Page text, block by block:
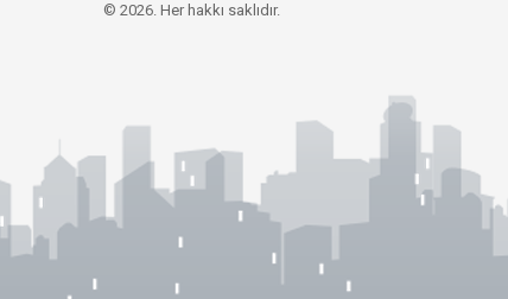
© 2026. Her hakkı saklıdır.